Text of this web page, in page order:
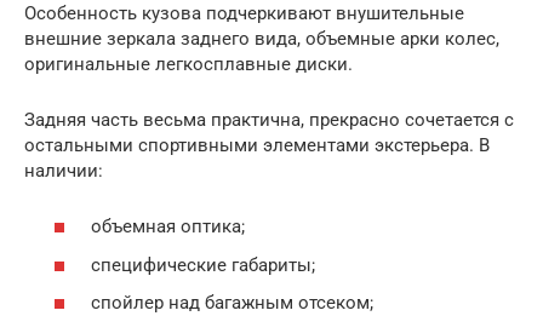
Особенность кузова подчеркивают внушительные
внешние зеркала заднего вида, объемные арки колес,
оригинальные легкосплавные диски.
Задняя часть весьма практична, прекрасно сочетается с
остальными спортивными элементами экстерьера. В
наличии:
объемная оптика;
специфические габариты;
спойлер над багажным отсеком;